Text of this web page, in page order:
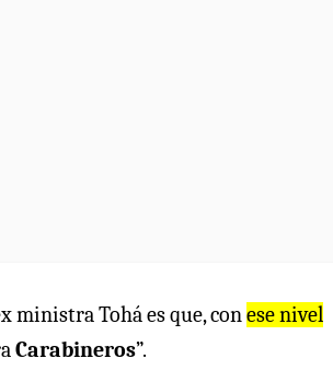
ministra Tohá es que, conese nivel
Carabineros”.